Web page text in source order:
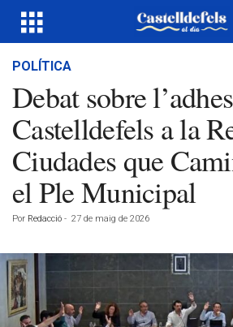
POLÍTICA
Debat sobre
Castelldefels a la
Ciudades que
el Ple Municipal
Por Redacció - 27 de maig de 2026